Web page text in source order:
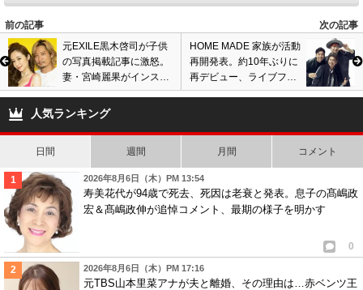
前の記事
次の記事
元EXILE黒木啓司が子供
の写真掲載記事に激怒。
妻・宮崎麗果がインスタ
で堂々と公開、苦言の矛
先巡り物議
HOME MADE 家族が活動
再開発表。約10年ぶりに
再デビュー、ライブフェ
ス出演も告知
人気ランキング
日間 週間 月間 コメント
2026年8月6日（木）PM 13:54
寿美花代が94歳で死去、死因は老衰と発表。息子の髙嶋政
宏＆髙嶋政伸が追悼コメント、最期の様子を明かす
0
2026年8月6日（木）PM 17:16
元TBS山本里菜アナが夫と離婚、その理由は…赤ベンツ王